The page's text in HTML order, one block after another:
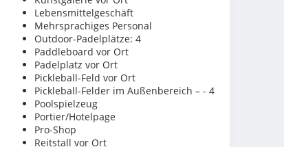
Lebensmittelgeschäft
Mehrsprachiges Personal
Outdoor-Padelplätze: 4
Paddleboard vor Ort
Padelplatz vor Ort
Pickleball-Feld vor Ort
Pickleball-Felder im Außenbereich – - 4
Poolspielzeug
Portier/Hotelpage
Pro-Shop
Reitstall vor Ort